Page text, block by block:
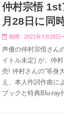
仲村宗悟
月28日に同
期間 : 2021年7月28日
声優の仲村宗悟さん
イトル未定) が、仲
売! 仲村さんの“等身
え、本人作詞作曲に
ブックと特典Blu-ray